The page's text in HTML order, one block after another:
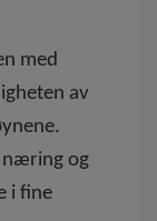
med
av
næring og
i fine